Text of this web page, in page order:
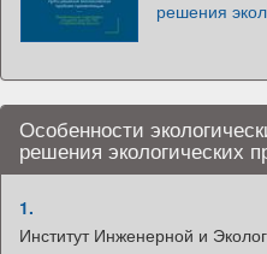
решения
Особенности
решения экологических
1.
Институт Инженерной и